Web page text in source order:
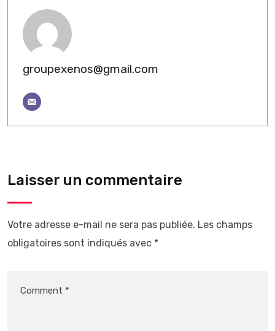
groupexenos@gmail.com
Laisser un commentaire
Votre adresse e-mail ne sera pas publiée. Les champs
obligatoires sont indiqués avec *